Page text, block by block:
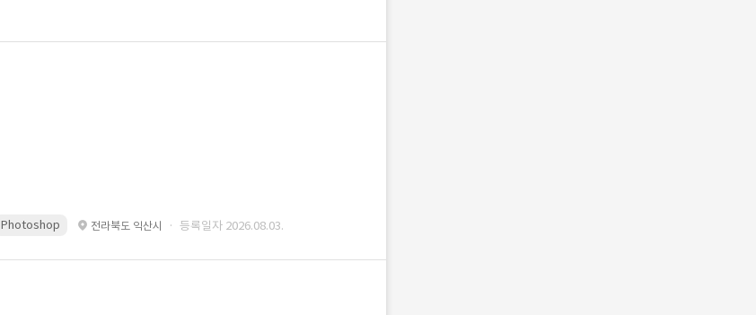
Photoshop 전라북도 익산시 · 등록일자 2026.08.03.